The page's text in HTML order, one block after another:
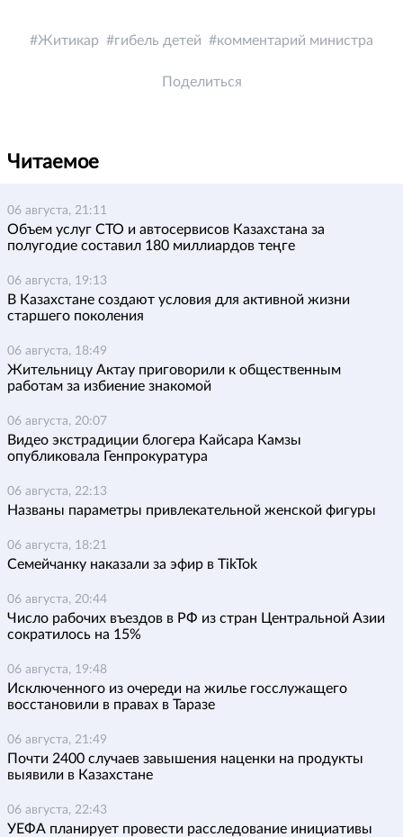
Житикар гибель детей комментарий министра
Поделиться
Читаемое
06 августа, 21:11
Объем услуг СТО и автосервисов Казахстана за
полугодие составил 180 миллиардов теңге
06 августа, 19:13
В Казахстане создают условия для активной жизни
старшего поколения
06 августа, 18:49
Жительницу Актау приговорили к общественным
работам за избиение знакомой
06 августа, 20:07
Видео экстрадиции блогера Кайсара Камзы
опубликовала Генпрокуратура
06 августа, 22:13
Названы параметры привлекательной женской фигуры
06 августа, 18:21
Семейчанку наказали за эфир в TikTok
06 августа, 20:44
Число рабочих въездов в РФ из стран Центральной Азии
сократилось на 15%
06 августа, 19:48
Исключенного из очереди на жилье госслужащего
восстановили в правах в Таразе
06 августа, 21:49
Почти 2400 случаев завышения наценки на продукты
выявили в Казахстане
06 августа, 22:43
УЕФА планирует провести расследование инициативы